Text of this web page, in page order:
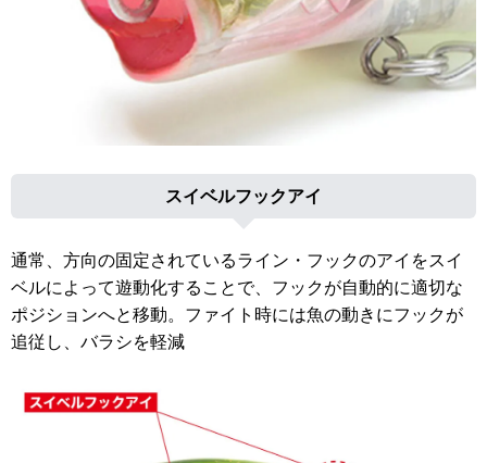
スイベルフックアイ
通常、方向の固定されているライン・フックのアイをスイ
ベルによって遊動化することで、フックが自動的に適切な
ポジションへと移動。ファイト時には魚の動きにフックが
追従し、バラシを軽減